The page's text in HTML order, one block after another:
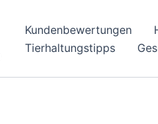
Kundenbewertungen
Tierhaltungstipps